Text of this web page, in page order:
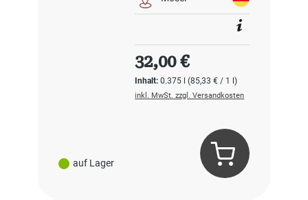
auf Lager
Inhalt:0.375 l(85,33 € / 1 l)
Regulärer Preis:
32,00 €
inkl. MwSt. zzgl. Versandkosten